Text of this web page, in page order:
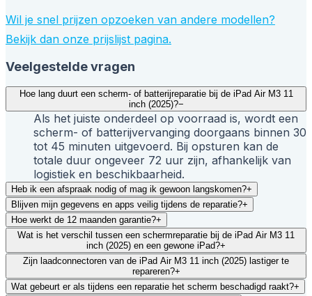
Wil je snel prijzen opzoeken van andere modellen?
Bekijk dan onze prijslijst pagina.
Veelgestelde vragen
Hoe lang duurt een scherm- of batterijreparatie bij de iPad Air M3 11
inch (2025)?−
Als het juiste onderdeel op voorraad is, wordt een
scherm- of batterijvervanging doorgaans binnen 30
tot 45 minuten uitgevoerd. Bij opsturen kan de
totale duur ongeveer 72 uur zijn, afhankelijk van
logistiek en beschikbaarheid.
Heb ik een afspraak nodig of mag ik gewoon langskomen?+
Blijven mijn gegevens en apps veilig tijdens de reparatie?+
Hoe werkt de 12 maanden garantie?+
Wat is het verschil tussen een schermreparatie bij de iPad Air M3 11
inch (2025) en een gewone iPad?+
Zijn laadconnectoren van de iPad Air M3 11 inch (2025) lastiger te
repareren?+
Wat gebeurt er als tijdens een reparatie het scherm beschadigd raakt?+